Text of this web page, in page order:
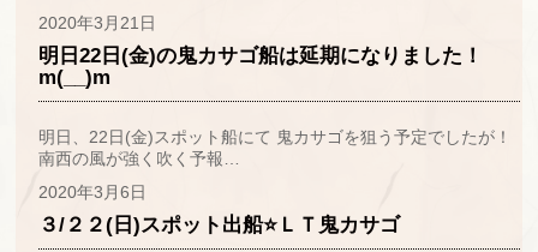
2020年3月21日
明日22日(金)の鬼カサゴ船は延期になりました！
m(__)m
明日、22日(金)スポット船にて 鬼カサゴを狙う予定でしたが！
南西の風が強く吹く予報…
2020年3月6日
３/２２(日)スポット出船⭐ＬＴ鬼カサゴ